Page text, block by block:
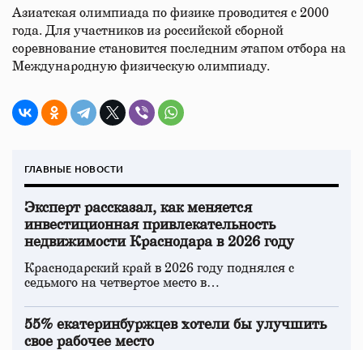
Азиатская олимпиада по физике проводится с 2000
года. Для участников из российской сборной
соревнование становится последним этапом отбора на
Международную физическую олимпиаду.
ГЛАВНЫЕ НОВОСТИ
Эксперт рассказал, как меняется
инвестиционная привлекательность
недвижимости Краснодара в 2026 году
Краснодарский край в 2026 году поднялся с
седьмого на четвертое место в…
55% екатеринбуржцев хотели бы улучшить
свое рабочее место